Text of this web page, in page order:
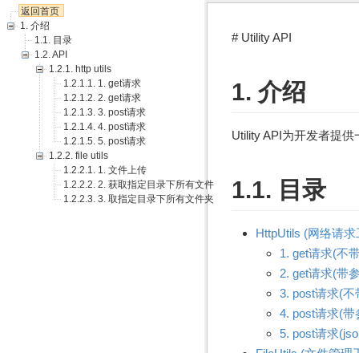
返回首页
1. 介绍
1.1. 目录
1.2. API
1.2.1. http utils
1.2.1.1. 1. get请求
1.2.1.2. 2. get请求
1.2.1.3. 3. post请求
1.2.1.4. 4. post请求
1.2.1.5. 5. post请求
1.2.2. file utils
1.2.2.1. 1. 文件上传
1.2.2.2. 2. 获取指定目录下所有文件
1.2.2.3. 3. 取指定目录下所有文件夹
# Utility API
1. 介绍
Utility API为开发者提
1.1. 目录
HttpUtils (网络请
1. get请求(不
2. get请求(带
3. post请求(不
4. post请求(带
5. post请求